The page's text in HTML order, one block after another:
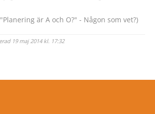
är A och O?" - Någon som vet?)
19 maj 2014 kl. 17:32